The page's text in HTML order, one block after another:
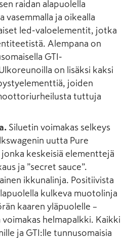
raidan alapuolella
vasemmalla ja oikealla
led-valoelementit, jotka
Alempana on
GTI-
on lisäksi kaksi
joiden
tuttuja
Siluetin voimakas selkeys
uutta Pure
keskeisiä elementtejä
ja ”secret sauce”.
ikkunalinja. Positiivista
kulkeva muotolinja
kaaren yläpuolelle –
helmapalkki. Kaikki
ja GTI:lle tunnusomaisia